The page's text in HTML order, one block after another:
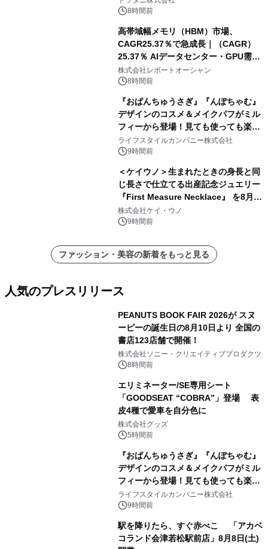
8時間前
高帯域幅メモリ（HBM）市場、
CAGR25.37％で急成長｜（CAGR）
25.37％ AIデータセンター・GPU需要
拡大が2035年の市場成長を牽引
株式会社レポートオーシャン
8時間前
『おぱんちゅうさぎ』『んぽちゃむ』
デザインのコスメ＆メイクパフがミル
フィーから登場！見ても使っても楽し
い、ポップでキュートなコレクショ
ン。
ライフスタイルカンパニー株式会社
9時間前
＜ケイウノ＞生まれたときの身長と同
じ長さで仕立てる出産記念ジュエリー
『First Measure Necklace』 を8月14
日(金)に発売
株式会社ケイ・ウノ
9時間前
ファッション・美容の新着をもっと見る
人気のプレスリリース
PEANUTS BOOK FAIR 2026が スヌ
ーピーの誕生日の8月10日より 全国の
書店123店舗で開催！
株式会社ソニー・クリエイティブプロダクツ
8時間前
エリミネーター/SE専用シート
「GOODSEAT “COBRA”」登場 表
皮4種で愛車を自分色に
株式会社グッズ
5時間前
『おぱんちゅうさぎ』『んぽちゃむ』
デザインのコスメ＆メイクパフがミル
フィーから登場！見ても使っても楽し
い、ポップでキュートなコレクショ
ン。
ライフスタイルカンパニー株式会社
9時間前
駅を降りたら、すぐ赤べこ 「アカベ
コランド会津若松駅前店」8月8日(土)